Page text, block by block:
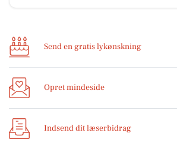
Send en gratis lykønskning
Opret mindeside
Indsend dit læserbidrag